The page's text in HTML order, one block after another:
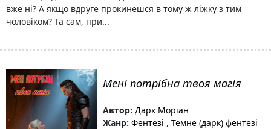
вже ні? А якщо вдруге прокинешся в тому ж ліжку з тим
чоловіком? Та сам, при...
Мені потрібна твоя магія
Автор: Дарк Моріан
Жанр: Фентезі , Темне (дарк) фентезі